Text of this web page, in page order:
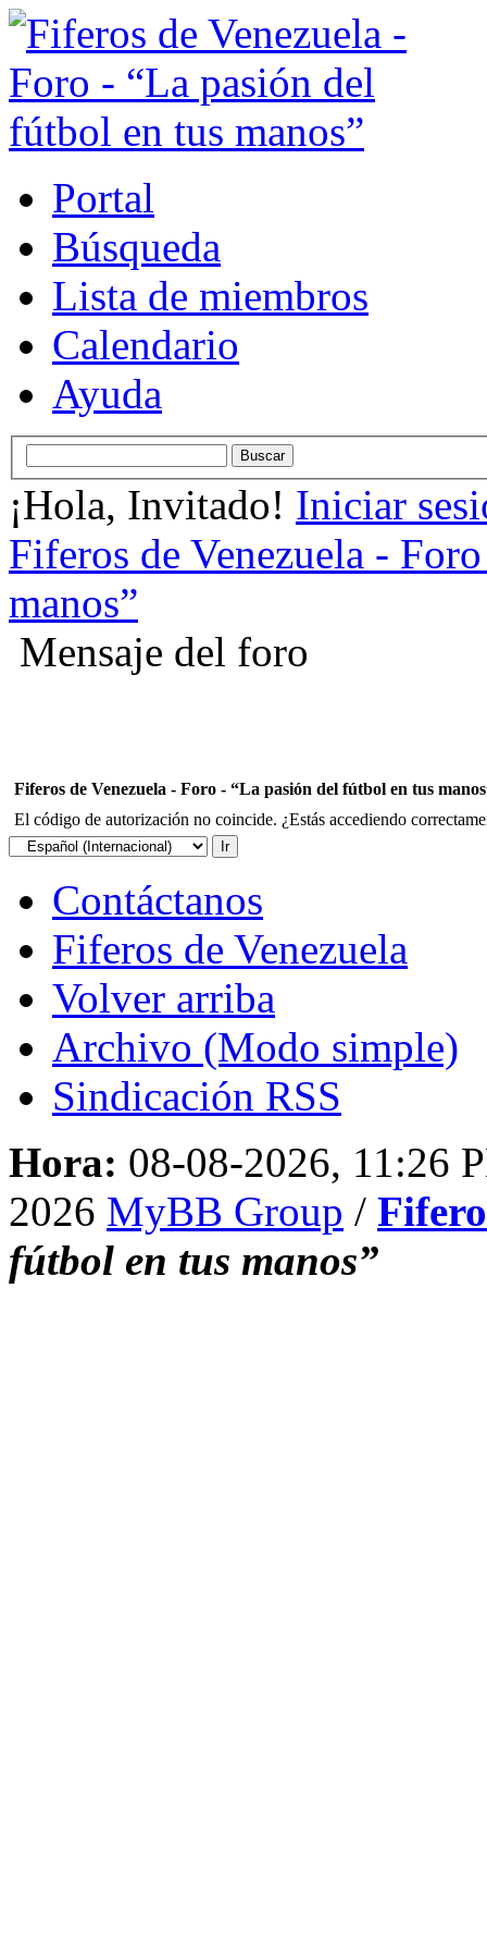
Portal
Búsqueda
Lista de miembros
Calendario
Ayuda
¡Hola, Invitado! Iniciar
Fiferos de Venezuela -
manos”
Mensaje del foro
Fiferos de Venezuela - Foro - “La pasión del fútbol en tus
El código de autorización no coincide. ¿Estás accediendo
Contáctanos
Fiferos de Venezuela
Volver arriba
Archivo (Modo simple)
Sindicación RSS
Hora: 08-08-2026, 11:26
2026 MyBB Group /
fútbol en tus manos”